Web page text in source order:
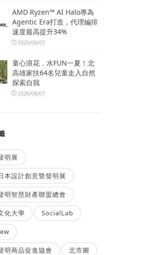
AMD Ryzen™ AI Halo專為
Agentic Era打造，代理編排
速度最高提升34%
2026/08/07
童心浪花．水FUN一夏！北
高雄家扶64名兒童走入自然
探索自我
2026/08/07
明展
本設計創意暨發明展
明智慧財產聯盟總會
化大學 SocialLab
明商品促進協會 北市圖